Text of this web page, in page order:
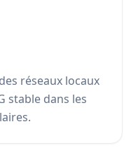
réseaux locaux
stable dans les